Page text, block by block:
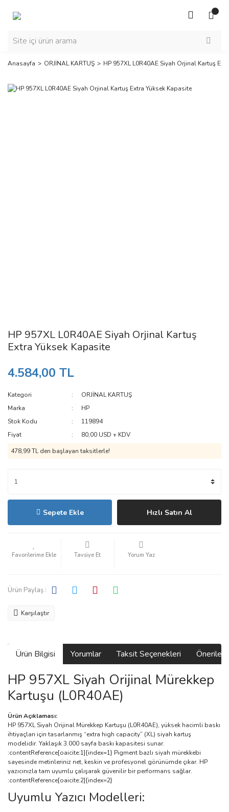
Anasayfa ORJİNAL KARTUŞ HP 957XL L0R40AE Siyah Orjinal Kartuş
HP 957XL L0R40AE Siyah Orjinal Kartuş
Extra Yüksek Kapasite
4.584,00 TL
Kategori
ORJİNAL KARTUŞ
Marka
HP
Stok Kodu
119894
Fiyat
80,00 USD + KDV
478,99 TL den başlayan taksitlerle!
Sepete Ekle Hızlı Satın Al
Tavsiye Et Yorum Yaz
Ürün Paylaş :
Karşılaştır
Ürün Bilgisi Yorumlar Taksit Seçenekleri
HP 957XL Siyah Orijinal Mürekkep
Kartuşu (L0R40AE)
Ürün Açıklaması:
HP 957XL Siyah Orijinal Mürekkep Kartuşu (L0R40AE), yüksek hacimli baskı
ihtiyaçları için tasarlanmış “extra high capacity” (XL) siyah kartuş
modelidir. Yaklaşık 3.000 sayfa baskı kapasitesi sunar.
:contentReference[oaicite:1]{index=1} Pigment bazlı siyah mürekkebi
sayesinde metinleriniz net, keskin ve profesyonel görünümde çıkar. HP
yazıcınızla tam uyumlu çalışarak güvenilir bir performans sağlar.
:contentReference[oaicite:2]{index=2}
Uyumlu Yazıcı Modelleri: